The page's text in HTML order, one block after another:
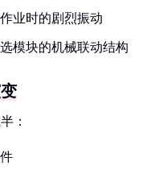
业时的剧烈振动
选模块的机械联动结构
：